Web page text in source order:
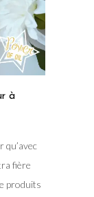
à
qu’avec
fière
produits